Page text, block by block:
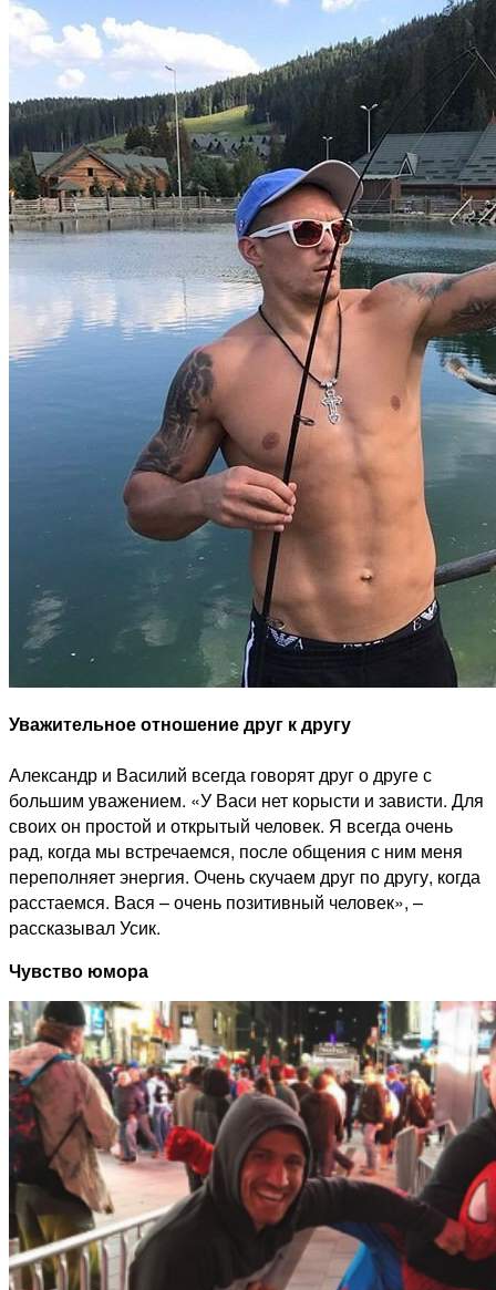
Уважительное отношение друг к другу
Александр и Василий всегда говорят друг о друге с
большим уважением. «У Васи нет корысти и зависти. Для
своих он простой и открытый человек. Я всегда очень
рад, когда мы встречаемся, после общения с ним меня
переполняет энергия. Очень скучаем друг по другу, когда
расстаемся. Вася – очень позитивный человек», –
рассказывал Усик.
Чувство юмора